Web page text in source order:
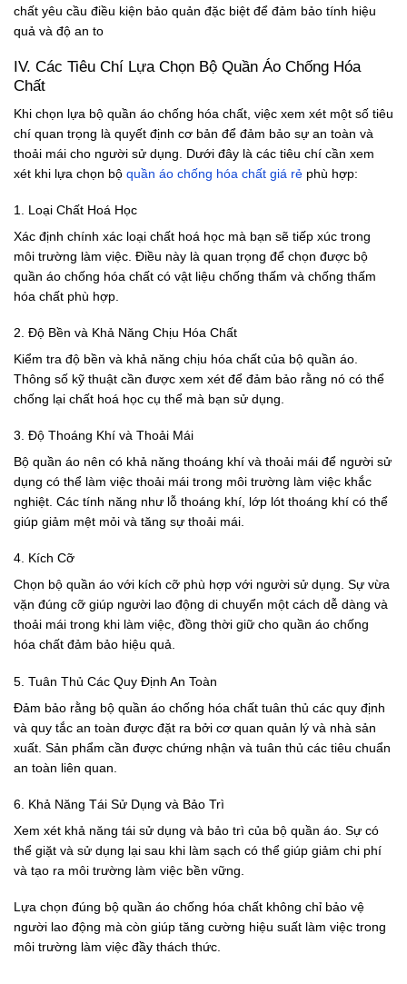
chất yêu cầu điều kiện bảo quản đặc biệt để đảm bảo tính hiệu
quả và độ an to
IV. Các Tiêu Chí Lựa Chọn Bộ Quần Áo Chống Hóa
Chất
Khi chọn lựa bộ quần áo chống hóa chất, việc xem xét một số tiêu
chí quan trọng là quyết định cơ bản để đảm bảo sự an toàn và
thoải mái cho người sử dụng. Dưới đây là các tiêu chí cần xem
xét khi lựa chọn bộ quần áo chống hóa chất giá rẻ phù hợp:
1. Loại Chất Hoá Học
Xác định chính xác loại chất hoá học mà bạn sẽ tiếp xúc trong
môi trường làm việc. Điều này là quan trọng để chọn được bộ
quần áo chống hóa chất có vật liệu chống thấm và chống thấm
hóa chất phù hợp.
2. Độ Bền và Khả Năng Chịu Hóa Chất
Kiểm tra độ bền và khả năng chịu hóa chất của bộ quần áo.
Thông số kỹ thuật cần được xem xét để đảm bảo rằng nó có thể
chống lại chất hoá học cụ thể mà bạn sử dụng.
3. Độ Thoáng Khí và Thoải Mái
Bộ quần áo nên có khả năng thoáng khí và thoải mái để người sử
dụng có thể làm việc thoải mái trong môi trường làm việc khắc
nghiệt. Các tính năng như lỗ thoáng khí, lớp lót thoáng khí có thể
giúp giảm mệt mỏi và tăng sự thoải mái.
4. Kích Cỡ
Chọn bộ quần áo với kích cỡ phù hợp với người sử dụng. Sự vừa
vặn đúng cỡ giúp người lao động di chuyển một cách dễ dàng và
thoải mái trong khi làm việc, đồng thời giữ cho quần áo chống
hóa chất đảm bảo hiệu quả.
5. Tuân Thủ Các Quy Định An Toàn
Đảm bảo rằng bộ quần áo chống hóa chất tuân thủ các quy định
và quy tắc an toàn được đặt ra bởi cơ quan quản lý và nhà sản
xuất. Sản phẩm cần được chứng nhận và tuân thủ các tiêu chuẩn
an toàn liên quan.
6. Khả Năng Tái Sử Dụng và Bảo Trì
Xem xét khả năng tái sử dụng và bảo trì của bộ quần áo. Sự có
thể giặt và sử dụng lại sau khi làm sạch có thể giúp giảm chi phí
và tạo ra môi trường làm việc bền vững.
Lựa chọn đúng bộ quần áo chống hóa chất không chỉ bảo vệ
người lao động mà còn giúp tăng cường hiệu suất làm việc trong
môi trường làm việc đầy thách thức.